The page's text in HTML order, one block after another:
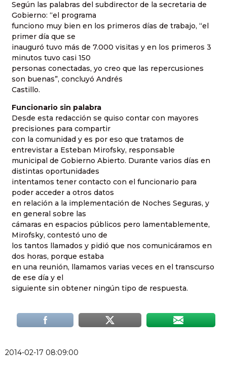
Según las palabras del subdirector de la secretaria de
Gobierno: “el programa
funciono muy bien en los primeros días de trabajo, “el
primer día que se
inauguró tuvo más de 7.000 visitas y en los primeros 3
minutos tuvo casi 150
personas conectadas, yo creo que las repercusiones
son buenas”, concluyó Andrés
Castillo.
Funcionario sin palabra
Desde esta redacción se quiso contar con mayores
precisiones para compartir
con la comunidad y es por eso que tratamos de
entrevistar a Esteban Mirofsky, responsable
municipal de Gobierno Abierto. Durante varios días en
distintas oportunidades
intentamos tener contacto con el funcionario para
poder acceder a otros datos
en relación a la implementación de Noches Seguras, y
en general sobre las
cámaras en espacios públicos pero lamentablemente,
Mirofsky, contestó uno de
los tantos llamados y pidió que nos comunicáramos en
dos horas, porque estaba
en una reunión, llamamos varias veces en el transcurso
de ese día y el
siguiente sin obtener ningún tipo de respuesta.
2014-02-17 08:09:00